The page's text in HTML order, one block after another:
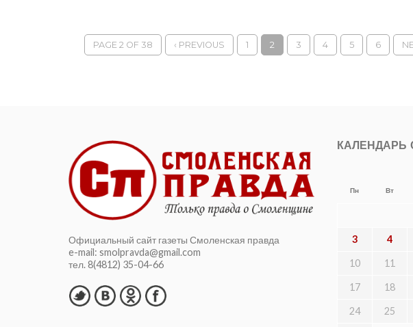
PAGE 2 OF 38 ‹ PREVIOUS 1 2 3 4 5 6
Официальный сайт газеты Смоленская правда
e-mail: smolpravda@gmail.com
тел. 8(4812) 35-04-66
КАЛЕНДАРЬ
Пн Вт
3 4
10 11
17 18
24 25